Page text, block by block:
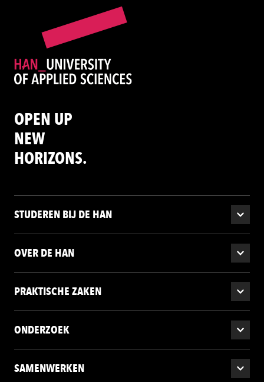
OPEN UP
NEW
HORIZONS.
STUDEREN BIJ DE HAN
OVER DE HAN
PRAKTISCHE ZAKEN
ONDERZOEK
SAMENWERKEN